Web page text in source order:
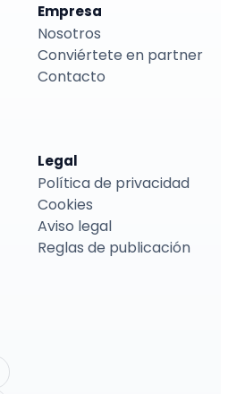
Empresa
Nosotros
Conviértete en partner
Contacto
Legal
Política de privacidad
Cookies
Aviso legal
Reglas de publicación